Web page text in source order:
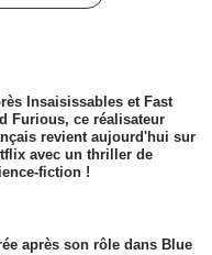
Insaisissables et Fast
Furious, ce réalisateur
revient aujourd'hui sur
avec un thriller de
fiction !
après son rôle dans Blue